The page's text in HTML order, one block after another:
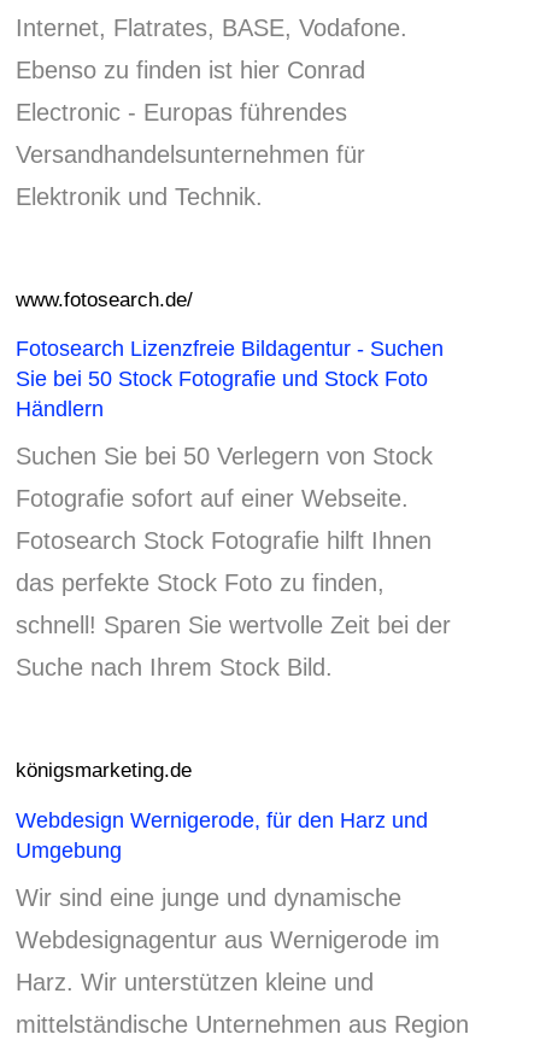
Internet, Flatrates, BASE, Vodafone.
Ebenso zu finden ist hier Conrad
Electronic - Europas führendes
Versandhandelsunternehmen für
Elektronik und Technik.
www.fotosearch.de/
Fotosearch Lizenzfreie Bildagentur - Suchen
Sie bei 50 Stock Fotografie und Stock Foto
Händlern
Suchen Sie bei 50 Verlegern von Stock
Fotografie sofort auf einer Webseite.
Fotosearch Stock Fotografie hilft Ihnen
das perfekte Stock Foto zu finden,
schnell! Sparen Sie wertvolle Zeit bei der
Suche nach Ihrem Stock Bild.
königsmarketing.de
Webdesign Wernigerode, für den Harz und
Umgebung
Wir sind eine junge und dynamische
Webdesignagentur aus Wernigerode im
Harz. Wir unterstützen kleine und
mittelständische Unternehmen aus Region